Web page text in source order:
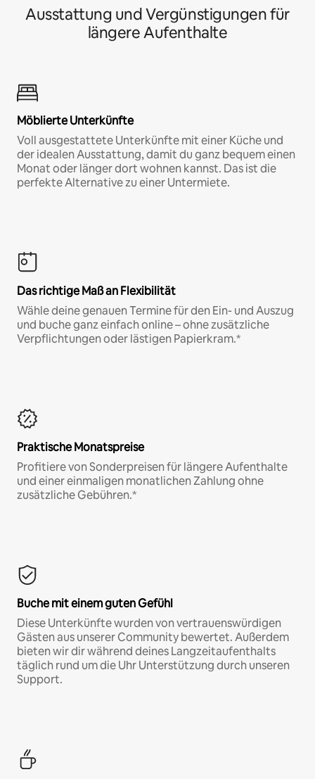
Ausstattung und Vergünstigungen für
längere Aufenthalte
Möblierte Unterkünfte
Voll ausgestattete Unterkünfte mit einer Küche und
der idealen Ausstattung, damit du ganz bequem einen
Monat oder länger dort wohnen kannst. Das ist die
perfekte Alternative zu einer Untermiete.
Das richtige Maß an Flexibilität
Wähle deine genauen Termine für den Ein- und Auszug
und buche ganz einfach online – ohne zusätzliche
Verpflichtungen oder lästigen Papierkram.*
Praktische Monatspreise
Profitiere von Sonderpreisen für längere Aufenthalte
und einer einmaligen monatlichen Zahlung ohne
zusätzliche Gebühren.*
Buche mit einem guten Gefühl
Diese Unterkünfte wurden von vertrauenswürdigen
Gästen aus unserer Community bewertet. Außerdem
bieten wir dir während deines Langzeitaufenthalts
täglich rund um die Uhr Unterstützung durch unseren
Support.